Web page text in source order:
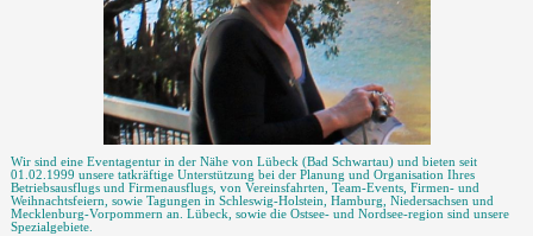
Wir sind eine Eventagentur in der Nähe von Lübeck (Bad Schwartau) und bieten seit
01.02.1999 unsere tatkräftige Unterstützung bei der Planung und Organisation Ihres
Betriebsausflugs und Firmenausflugs, von Vereinsfahrten, Team-Events, Firmen- und
Weihnachtsfeiern, sowie Tagungen in Schleswig-Holstein, Hamburg, Niedersachsen und
Mecklenburg-Vorpommern an. Lübeck, sowie die Ostsee- und Nordsee-region sind unsere
Spezialgebiete.